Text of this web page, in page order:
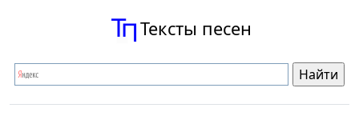
Тексты песен